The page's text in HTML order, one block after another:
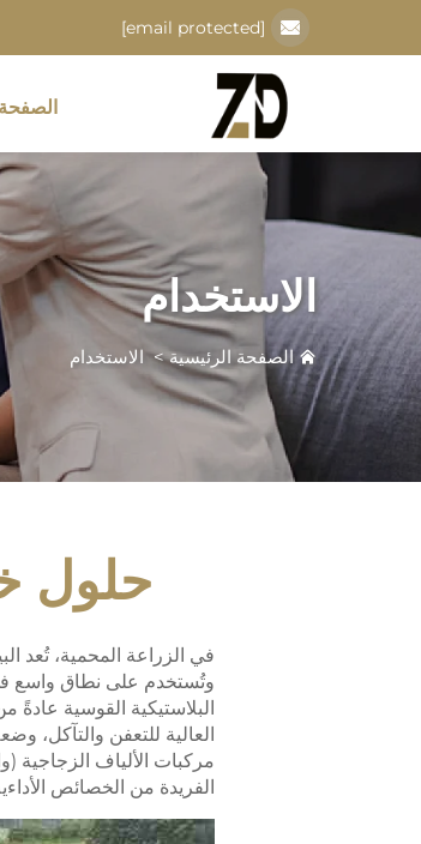
[email protected]
الاستخدام
الصفحة الرئيسية> الاستخدام
حلول
في الزراعة المحمية، تُعد
وتُستخدم على نطاق واسع في
البلاستيكية القوسية عادةً
العالية للتعفن والتآكل،
الفريدة من الخصائص